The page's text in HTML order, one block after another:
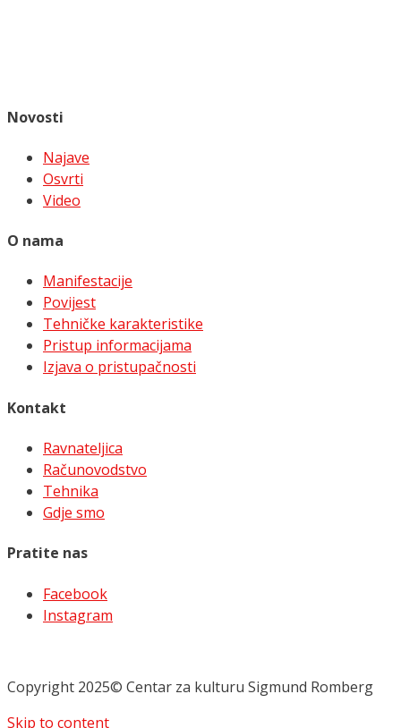
Novosti
Najave
Osvrti
Video
O nama
Manifestacije
Povijest
Tehničke karakteristike
Pristup informacijama
Izjava o pristupačnosti
Kontakt
Ravnateljica
Računovodstvo
Tehnika
Gdje smo
Pratite nas
Facebook
Instagram
Copyright 2025© Centar za kulturu Sigmund Romberg
Skip to content